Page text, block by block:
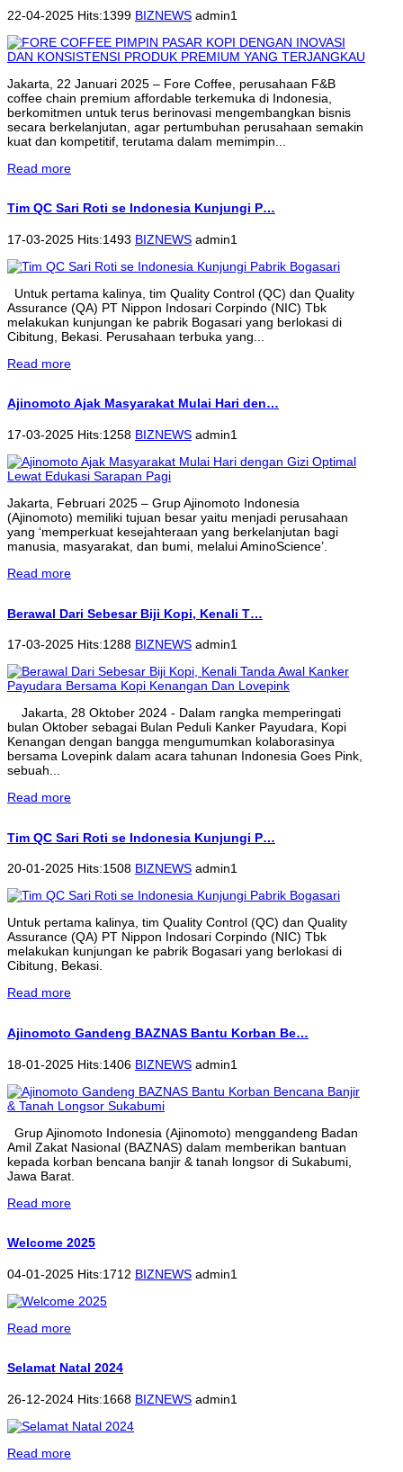
22-04-2025 Hits:1399 BIZNEWS admin1
Jakarta, 22 Januari 2025 – Fore Coffee, perusahaan F&B
coffee chain premium affordable terkemuka di Indonesia,
berkomitmen untuk terus berinovasi mengembangkan bisnis
secara berkelanjutan, agar pertumbuhan perusahaan semakin
kuat dan kompetitif, terutama dalam memimpin...
Read more
Tim QC Sari Roti se Indonesia Kunjungi P…
17-03-2025 Hits:1493 BIZNEWS admin1
Untuk pertama kalinya, tim Quality Control (QC) dan Quality
Assurance (QA) PT Nippon Indosari Corpindo (NIC) Tbk
melakukan kunjungan ke pabrik Bogasari yang berlokasi di
Cibitung, Bekasi. Perusahaan terbuka yang...
Read more
Ajinomoto Ajak Masyarakat Mulai Hari den…
17-03-2025 Hits:1258 BIZNEWS admin1
Jakarta, Februari 2025 – Grup Ajinomoto Indonesia
(Ajinomoto) memiliki tujuan besar yaitu menjadi perusahaan
yang ‘memperkuat kesejahteraan yang berkelanjutan bagi
manusia, masyarakat, dan bumi, melalui AminoScience’.
Read more
Berawal Dari Sebesar Biji Kopi, Kenali T…
17-03-2025 Hits:1288 BIZNEWS admin1
Jakarta, 28 Oktober 2024 - Dalam rangka memperingati
bulan Oktober sebagai Bulan Peduli Kanker Payudara, Kopi
Kenangan dengan bangga mengumumkan kolaborasinya
bersama Lovepink dalam acara tahunan Indonesia Goes Pink,
sebuah...
Read more
Tim QC Sari Roti se Indonesia Kunjungi P…
20-01-2025 Hits:1508 BIZNEWS admin1
Untuk pertama kalinya, tim Quality Control (QC) dan Quality
Assurance (QA) PT Nippon Indosari Corpindo (NIC) Tbk
melakukan kunjungan ke pabrik Bogasari yang berlokasi di
Cibitung, Bekasi.
Read more
Ajinomoto Gandeng BAZNAS Bantu Korban Be…
18-01-2025 Hits:1406 BIZNEWS admin1
Grup Ajinomoto Indonesia (Ajinomoto) menggandeng Badan
Amil Zakat Nasional (BAZNAS) dalam memberikan bantuan
kepada korban bencana banjir & tanah longsor di Sukabumi,
Jawa Barat.
Read more
Welcome 2025
04-01-2025 Hits:1712 BIZNEWS admin1
Read more
Selamat Natal 2024
26-12-2024 Hits:1668 BIZNEWS admin1
Read more